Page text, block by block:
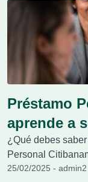
Préstamo
aprende a
¿Qué debes
Personal
25/02/2025 - admin2